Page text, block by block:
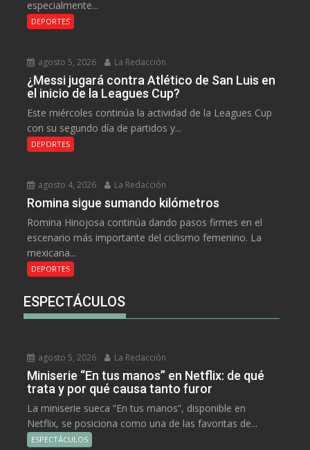
especialmente...
DEPORTES
agosto 5, 2026 La Redacción
¿Messi jugará contra Atlético de San Luis en
el inicio de la Leagues Cup?
Este miércoles continúa la actividad de la Leagues Cup
con su segundo día de partidos y...
DEPORTES
agosto 4, 2026 La Redacción
Romina sigue sumando kilómetros
Romina Hinojosa continúa dando pasos firmes en el
escenario más importante del ciclismo femenino. La
mexicana...
DEPORTES
ESPECTÁCULOS
agosto 5, 2026 La Redacción
Miniserie “En tus manos” en Netflix: de qué
trata y por qué causa tanto furor
La miniserie sueca “En tus manos”, disponible en
Netflix, se posiciona como una de las favoritas de...
ESPECTÁCULOS